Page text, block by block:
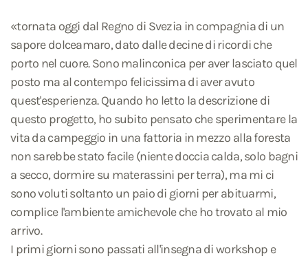
«tornata oggi dal Regno di Svezia in compagnia di un
sapore dolceamaro, dato dalle decine di ricordi che
porto nel cuore. Sono malinconica per aver lasciato quel
posto ma al contempo felicissima di aver avuto
quest'esperienza. Quando ho letto la descrizione di
questo progetto, ho subito pensato che sperimentare la
vita da campeggio in una fattoria in mezzo alla foresta
non sarebbe stato facile (niente doccia calda, solo bagni
a secco, dormire su materassini per terra), ma mi ci
sono voluti soltanto un paio di giorni per abituarmi,
complice l'ambiente amichevole che ho trovato al mio
arrivo.
I primi giorni sono passati all'insegna di workshop e